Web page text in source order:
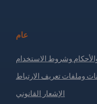
عام
وشروط الاستخدام
وملفات تعريف الارتباط
الإشعار القانوني